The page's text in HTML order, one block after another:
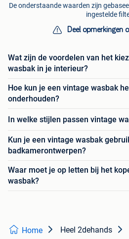
De onderstaande waarden zijn
ingestelde
Deel opmerkingen
Wat zijn de voordelen van het
wasbak in je interieur?
Hoe kun je een vintage wasbak
onderhouden?
In welke stijlen passen vintage
Kun je een vintage wasbak
badkamerontwerpen?
Waar moet je op letten bij het
wasbak?
Home Heel 2dehands